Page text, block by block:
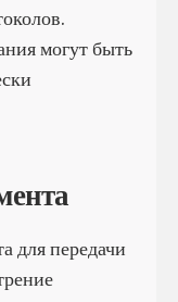
могут быть
для передачи